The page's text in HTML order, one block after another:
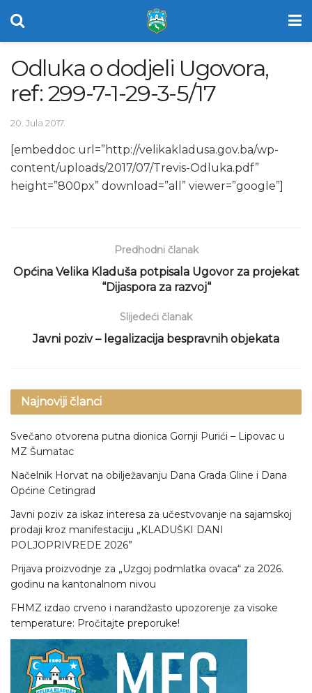
Odluka o dodjeli Ugovora,
ref: 299-7-1-29-3-5/17
20. Jula 2017.
[embeddoc url=”http://velikakladusa.gov.ba/wp-
content/uploads/2017/07/Trevis-Odluka.pdf”
height=”800px” download=”all” viewer=”google”]
Predhodni članak
Općina Velika Kladuša potpisala Ugovor za projekat
“Dijaspora za razvoj“
Slijedeći članak
Javni poziv – legalizacija bespravnih objekata
Najnoviji članci
Svečano otvorena putna dionica Gornji Purići – Lipovac u
MZ Šumatac
Načelnik Horvat na obilježavanju Dana Grada Gline i Dana
Općine Cetingrad
Javni poziv za iskaz interesa za učestvovanje na sajamskoj
prodaji kroz manifestaciju „KLADUŠKI DANI
POLJOPRIVREDE 2026”
Prijava proizvodnje za „Uzgoj podmlatka ovaca“ za 2026.
godinu na kantonalnom nivou
FHMZ izdao crveno i narandžasto upozorenje za visoke
temperature: Pročitajte preporuke!